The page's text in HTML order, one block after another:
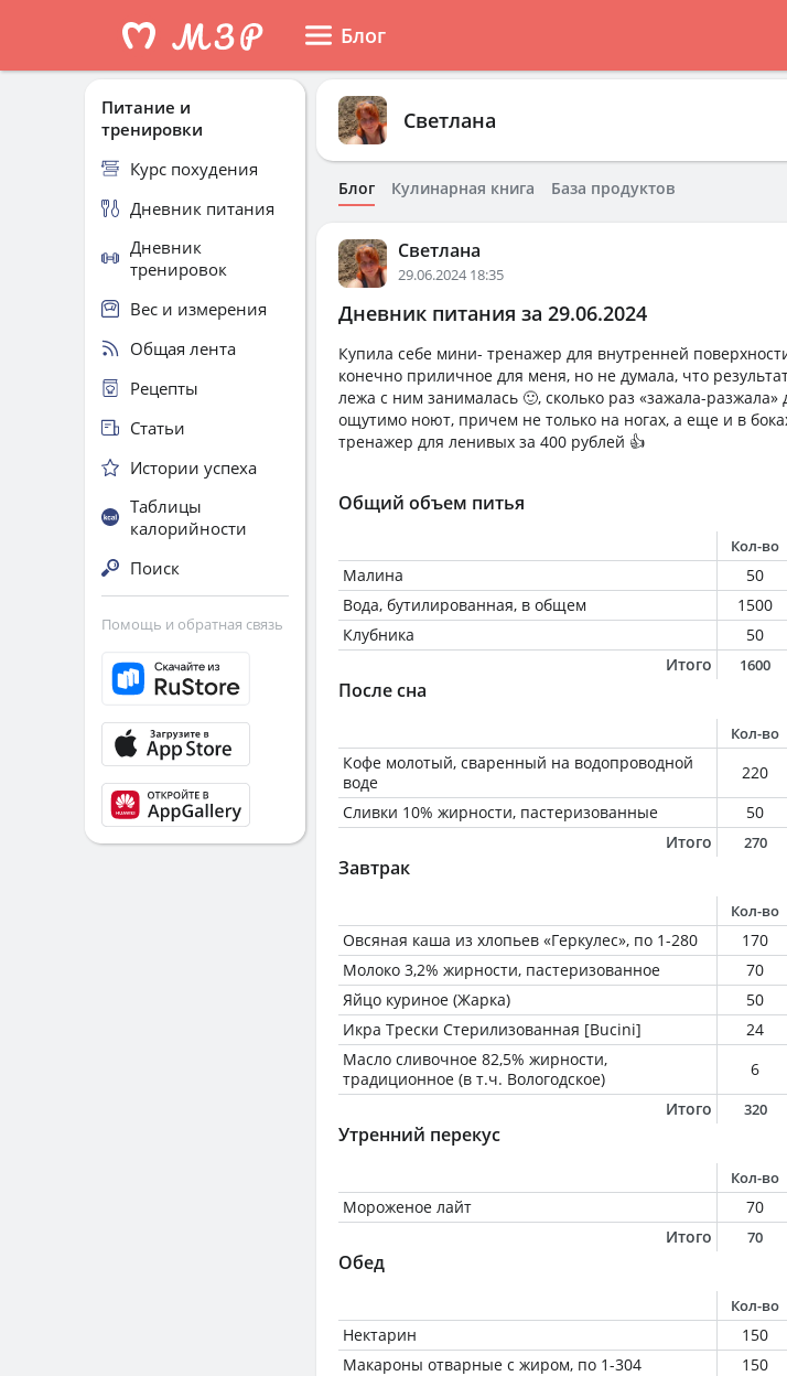
Блог
Светлана
Блог Кулинарная книга База продуктов
Светлана
29.06.2024 18:35
Дневник питания за 29.06.2024
Купила себе мини- тренажер для внутренней
конечно приличное для меня, но не думала, что
лежа с ним занималась 🙂, сколько раз «зажала-
ощутимо ноют, причем не только на ногах, а еще и в
тренажер для ленивых за 400 рублей 👍
Общий объем питья
Кол-во
Малина 50
Вода, бутилированная, в общем
1500
Клубника
50
Итого
1600
После сна
Кол-во
Кофе молотый, сваренный на водопроводной
воде
220
Сливки 10% жирности, пастеризованные
50
Итого
270
Завтрак
Кол-во
Овсяная каша из хлопьев «Геркулес», по 1-280 170
Молоко 3,2% жирности, пастеризованное
70
Яйцо куриное (Жарка)
50
Икра Трески Стерилизованная [Bucini]
24
Масло сливочное 82,5% жирности,
традиционное (в т.ч. Вологодское)
6
Итого
320
Утренний перекус
Кол-во
Мороженое лайт 70
Итого
70
Обед
Кол-во
Нектарин 150
Макароны отварные с жиром, по 1-304
150
Питание и
тренировки
Курс похудения
Дневник питания
Дневник
тренировок
Вес и измерения
Общая лента
Рецепты
Статьи
Истории успеха
Таблицы
калорийности
Поиск
Помощь и обратная связь